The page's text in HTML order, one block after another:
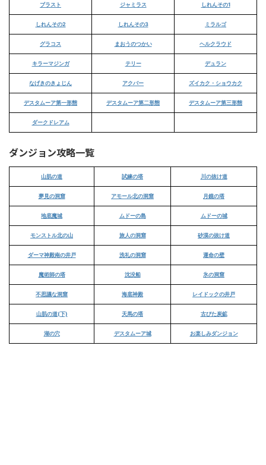
ブラスト ジャミラス しれんその1
しれんその2 しれんその3 ミラルゴ
グラコス まおうのつかい ヘルクラウド
キラーマジンガ テリー デュラン
なげきのきょじん アクバー ズイカク・ショウカク
デスタムーア第一形態 デスタムーア第二形態 デスタムーア第三形態
ダークドレアム
ダンジョン攻略一覧
山肌の道 試練の塔 川の抜け道
夢見の洞窟 アモール北の洞窟 月鏡の塔
地底魔城 ムドーの島 ムドーの城
モンストル北の山 旅人の洞窟 砂漠の抜け道
ダーマ神殿南の井戸 洗礼の洞窟 運命の壁
魔術師の塔 沈没船 氷の洞窟
不思議な洞窟 海底神殿 レイドックの井戸
山肌の道(下) 天馬の塔 古びた炭鉱
湖の穴 デスタムーア城 お楽しみダンジョン